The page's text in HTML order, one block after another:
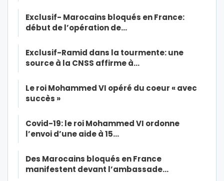
Exclusif- Marocains bloqués en France:
début de l’opération de…
Exclusif-Ramid dans la tourmente: une
source à la CNSS affirme à…
Le roi Mohammed VI opéré du coeur « avec
succès »
Covid-19: le roi Mohammed VI ordonne
l’envoi d’une aide à 15…
Des Marocains bloqués en France
manifestent devant l’ambassade…